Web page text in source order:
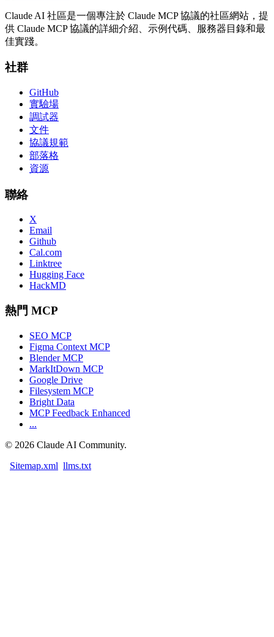
Claude AI 社區是一個專注於 Claude MCP 協議的社區網站，提
供 Claude MCP 協議的詳細介紹、示例代碼、服務器目錄和最
佳實踐。
社群
GitHub
實驗場
調試器
文件
協議規範
部落格
資源
聯絡
X
Email
Github
Cal.com
Linktree
Hugging Face
HackMD
熱門 MCP
SEO MCP
Figma Context MCP
Blender MCP
MarkItDown MCP
Google Drive
Filesystem MCP
Bright Data
MCP Feedback Enhanced
...
© 2026 Claude AI Community.
Sitemap.xml llms.txt